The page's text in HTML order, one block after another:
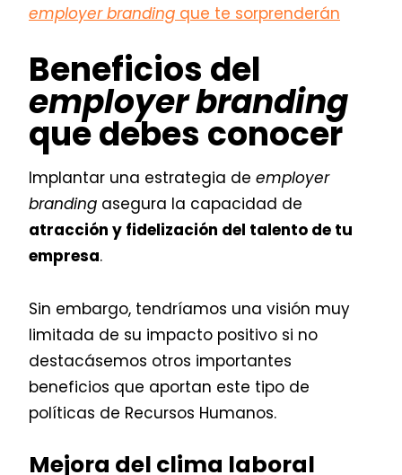
employer branding que te sorprenderán
Beneficios del
employer branding
que debes conocer
Implantar una estrategia de employer
branding asegura la capacidad de
atracción y fidelización del talento de tu
empresa.
Sin embargo, tendríamos una visión muy
limitada de su impacto positivo si no
destacásemos otros importantes
beneficios que aportan este tipo de
políticas de Recursos Humanos.
Mejora del clima laboral